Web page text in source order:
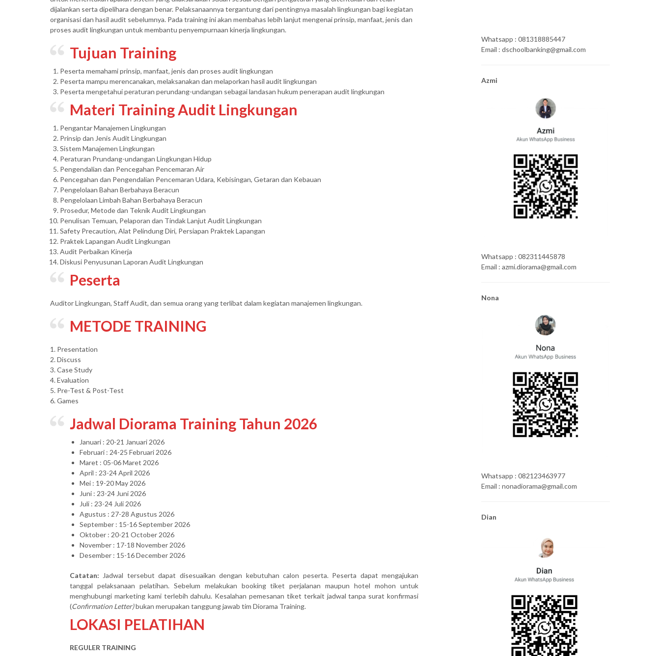
dijalankan serta dipelihara dengan benar. Pelaksanaannya tergantung dari pentingnya masalah lingkungan bagi kegiatan
organisasi dan hasil audit sebelumnya. Pada training ini akan membahas lebih lanjut mengenai prinsip, manfaat, jenis dan
proses audit lingkungan untuk membantu penyempurnaan kinerja lingkungan.
Tujuan Training
Peserta memahami prinsip, manfaat, jenis dan proses audit lingkungan
Peserta mampu merencanakan, melaksanakan dan melaporkan hasil audit lingkungan
Peserta mengetahui peraturan perundang-undangan sebagai landasan hukum penerapan audit lingkungan
Materi Training Audit Lingkungan
Pengantar Manajemen Lingkungan
Prinsip dan Jenis Audit Lingkungan
Sistem Manajemen Lingkungan
Peraturan Prundang-undangan Lingkungan Hidup
Pengendalian dan Pencegahan Pencemaran Air
Pencegahan dan Pengendalian Pencemaran Udara, Kebisingan, Getaran dan Kebauan
Pengelolaan Bahan Berbahaya Beracun
Pengelolaan Limbah Bahan Berbahaya Beracun
Prosedur, Metode dan Teknik Audit Lingkungan
Penulisan Temuan, Pelaporan dan Tindak Lanjut Audit Lingkungan
Safety Precaution, Alat Pelindung Diri, Persiapan Praktek Lapangan
Praktek Lapangan Audit Lingkungan
Audit Perbaikan Kinerja
Diskusi Penyusunan Laporan Audit Lingkungan
Peserta
Auditor Lingkungan, Staff Audit, dan semua orang yang terlibat dalam kegiatan manajemen lingkungan.
METODE TRAINING
1. Presentation
2. Discuss
3. Case Study
4. Evaluation
5. Pre-Test & Post-Test
6. Games
Jadwal Diorama Training Tahun 2026
Januari : 20-21 Januari 2026
Februari : 24-25 Februari 2026
Maret : 05-06 Maret 2026
April : 23-24 April 2026
Mei : 19-20 May 2026
Juni : 23-24 Juni 2026
Juli : 23-24 Juli 2026
Agustus : 27-28 Agustus 2026
September : 15-16 September 2026
Oktober : 20-21 October 2026
November : 17-18 November 2026
Desember : 15-16 December 2026
Catatan: Jadwal tersebut dapat disesuaikan dengan kebutuhan calon peserta. Peserta dapat mengajukan
tanggal pelaksanaan pelatihan. Sebelum melakukan booking tiket perjalanan maupun hotel mohon untuk
menghubungi marketing kami terlebih dahulu. Kesalahan pemesanan tiket terkait jadwal tanpa surat konfirmasi
(Confirmation Letter)bukan merupakan tanggung jawab tim Diorama Training.
LOKASI PELATIHAN
REGULER TRAINING
Whatsapp : 081318885447
Email : dschoolbanking@gmail.com
Azmi
Whatsapp : 082311445878
Email : azmi.diorama@gmail.com
Nona
Whatsapp : 082123463977
Email : nonadiorama@gmail.com
Dian